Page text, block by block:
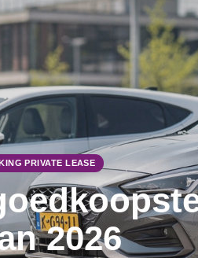
PRIVATE LEASE
2026